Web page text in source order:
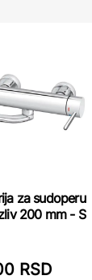
za sudoperu
200 mm - S
RSD